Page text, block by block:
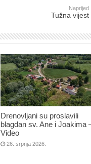
Naprijed
Tužna vijest
Drenovljani su proslavili
blagdan sv. Ane i Joakima
Video
26. srpnja 2026.